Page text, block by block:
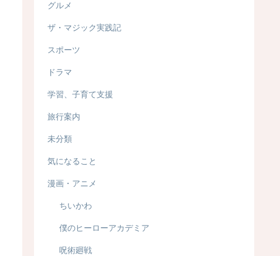
グルメ
ザ・マジック実践記
スポーツ
ドラマ
学習、子育て支援
旅行案内
未分類
気になること
漫画・アニメ
ちいかわ
僕のヒーローアカデミア
呪術廻戦